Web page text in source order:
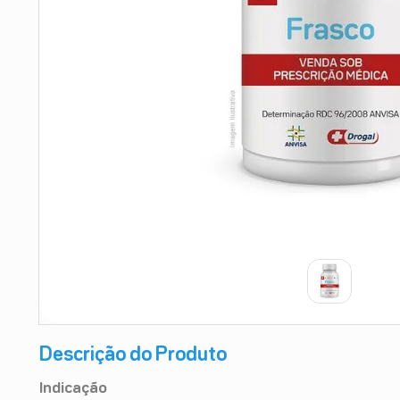
Descrição do Produto
Indicação
º teste gravidez
esmalte